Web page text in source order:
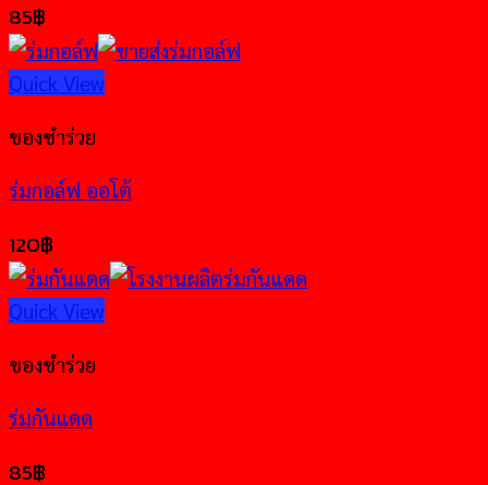
85฿
Quick View
ของชำร่วย
ร่มกอล์ฟ ออโต้
120฿
Quick View
ของชำร่วย
ร่มกันแดด
85฿